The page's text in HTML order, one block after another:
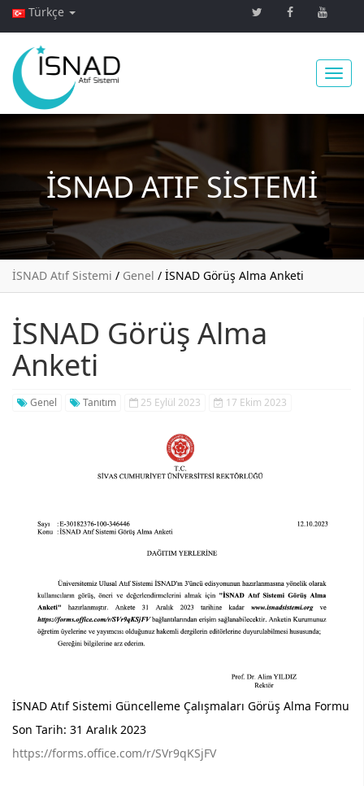
Türkçe
İSNADATIF SISTEMI
İSNAD Atıf Sistemi / Genel / İSNAD Görüş Alma Anketi
İSNAD Görüş Alma
Anketi
Genel Tanıtım 25 Eylül 2023 17 Ekim 2023
İSNAD Atıf Sistemi Güncelleme Çalışmaları Görüş Alma Formu
Son Tarih: 31 Aralık 2023
https://forms.office.com/r/SVr9qKSjFV